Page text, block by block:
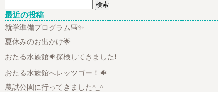
索:
最近の投稿
就学準備プログラム🎒✨
夏休みのお出かけ🌟
おたる水族館🐠探検してきました❗
おたる水族館へレッツゴー！🐠
農試公園に行ってきました^_^